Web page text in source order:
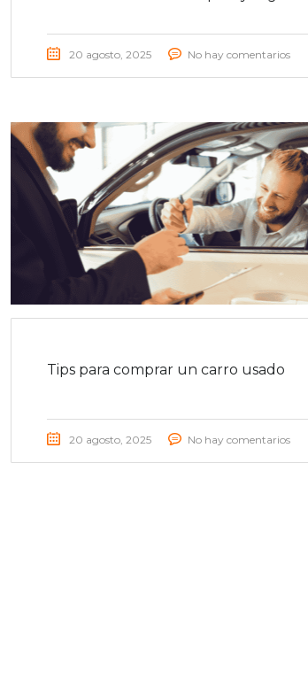
20 agosto, 2025 No hay comentarios
Tips para comprar un carro usado
20 agosto, 2025 No hay comentarios